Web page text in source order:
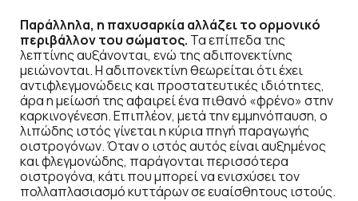
Παράλληλα, η παχυσαρκία αλλάζει το ορμονικό
περιβάλλον του σώματος. Τα επίπεδα της
λεπτίνης αυξάνονται, ενώ της αδιπονεκτίνης
μειώνονται. Η αδιπονεκτίνη θεωρείται ότι έχει
αντιφλεγμονώδεις και προστατευτικές ιδιότητες,
άρα η μείωσή της αφαιρεί ένα πιθανό «φρένο» στην
καρκινογένεση. Επιπλέον, μετά την εμμηνόπαυση, ο
λιπώδης ιστός γίνεται η κύρια πηγή παραγωγής
οιστρογόνων. Όταν ο ιστός αυτός είναι αυξημένος
και φλεγμονώδης, παράγονται περισσότερα
οιστρογόνα, κάτι που μπορεί να ενισχύσει τον
πολλαπλασιασμό κυττάρων σε ευαίσθητους ιστούς.